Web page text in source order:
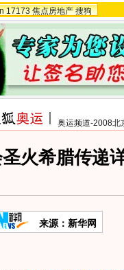
17173 焦点房地产 搜狗
奥运频道-2008北
火希腊传递
来源：新华网